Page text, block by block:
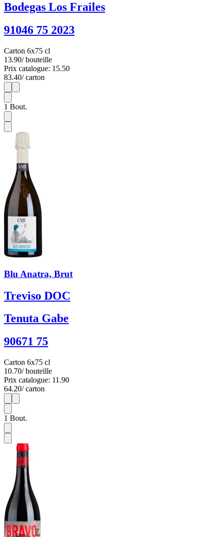
Bodegas Los Frailes
91046 75 2023
Carton 6x75 cl
13.90/ bouteille
Prix catalogue: 15.50
83.40/ carton
1
1 Bout.
Blu Anatra, Brut
Treviso DOC
Tenuta Gabe
90671 75
Carton 6x75 cl
10.70/ bouteille
Prix catalogue: 11.90
64.20/ carton
1
1 Bout.